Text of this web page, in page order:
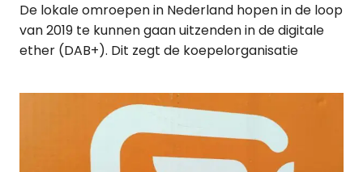
De lokale omroepen in Nederland hopen in de loop
van 2019 te kunnen gaan uitzenden in de digitale
ether (DAB+). Dit zegt de koepelorganisatie